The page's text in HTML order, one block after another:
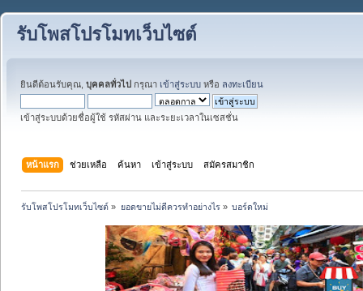
รับโพสโปรโมทเว็บไซต์
ยินดีต้อนรับคุณ, บุคคลทั่วไป กรุณา เข้าสู่ระบบ หรือ ลงทะเบียน
เข้าสู่ระบบด้วยชื่อผู้ใช้ รหัสผ่าน และระยะเวลาในเซสชั่น
หน้าแรก ช่วยเหลือ ค้นหา เข้าสู่ระบบ สมัครสมาชิก
รับโพสโปรโมทเว็บไซต์ » ยอดขายไม่ดีควรทำอย่างไร» บอร์ดใหม่